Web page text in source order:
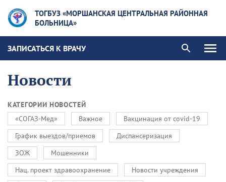
ТОГБУЗ «МОРШАНСКАЯ ЦЕНТРАЛЬНАЯ РАЙОННАЯ
БОЛЬНИЦА»
ЗАПИСАТЬСЯ К ВРАЧУ
Новости
КАТЕГОРИИ НОВОСТЕЙ
«СОГАЗ-Мед»
Важное
Вакцинация от covid-19
График выездов/приемов
Диспансеризация
ЗОЖ
Мошенники
Нац. проект здравоохранение
Новости учреждения